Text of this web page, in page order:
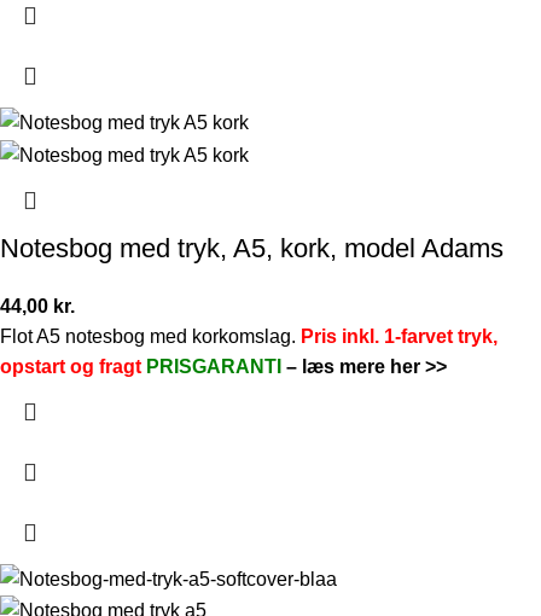
Notesbog med tryk, A5, kork, model Adams
44,00 kr.
Flot A5 notesbog med korkomslag. Pris inkl. 1-farvet tryk,
opstart og fragt PRISGARANTI – læs mere her >>